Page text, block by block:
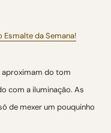
aproximam do tom
com a iluminação. As
de mexer um pouquinho